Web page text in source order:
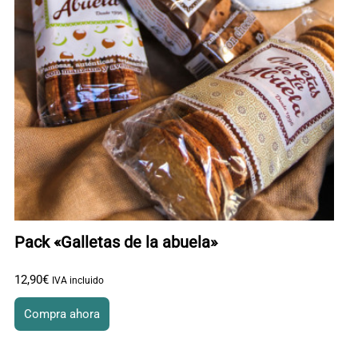
Pack «Galletas de la abuela»
12,90€ IVA incluido
Compra ahora